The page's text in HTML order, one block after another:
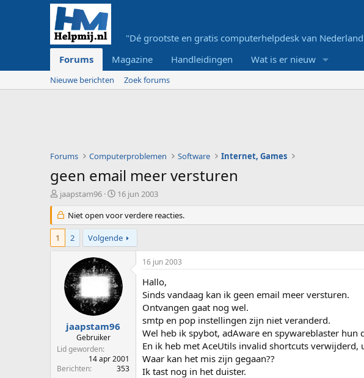
"Dé grootste en gratis computerhelpdesk van
Forums
Magazine Handleidingen Wat is er nieuw
Nieuwe berichten Zoek forums
Forums Computerproblemen Software Internet, Games
geen email meer versturen
O
d
e
w
e
jaapstam96
S
a
r
t
d
t
u
m
16 jun 2003
Niet open voor verdere reacties.
1 2 Volgende
jaapstam96
Gebruiker
Lid geworden
14 apr 2001
Berichten
353
16 jun 2003
Hallo,
Sinds vandaag kan ik geen email meer versturen.
Ontvangen gaat nog wel.
smtp en pop instellingen zijn niet veranderd.
Wel heb ik spybot, adAware en spywareblaster
En ik heb met AceUtils invalid shortcuts
Waar kan het mis zijn gegaan??
Ik tast nog in het duister.